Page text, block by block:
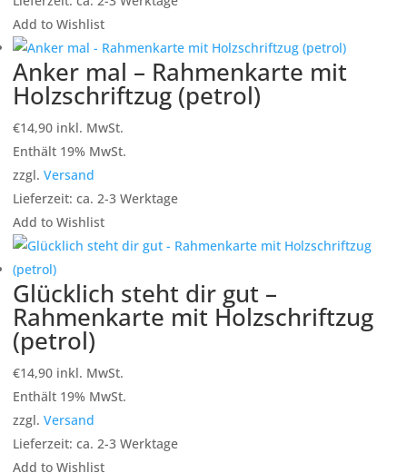
Add to Wishlist
Anker mal – Rahmenkarte mit
Holzschriftzug (petrol)
€14,90 inkl. MwSt.
Enthält 19% MwSt.
zzgl. Versand
Lieferzeit: ca. 2-3 Werktage
Add to Wishlist
Glücklich steht dir gut –
Rahmenkarte mit Holzschriftzug
(petrol)
€14,90 inkl. MwSt.
Enthält 19% MwSt.
zzgl. Versand
Lieferzeit: ca. 2-3 Werktage
Add to Wishlist